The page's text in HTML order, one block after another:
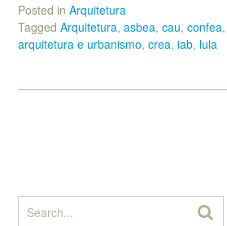
Posted in Arquitetura
Tagged Arquitetura, asbea, cau, confea,
arquitetura e urbanismo, crea, iab, lula